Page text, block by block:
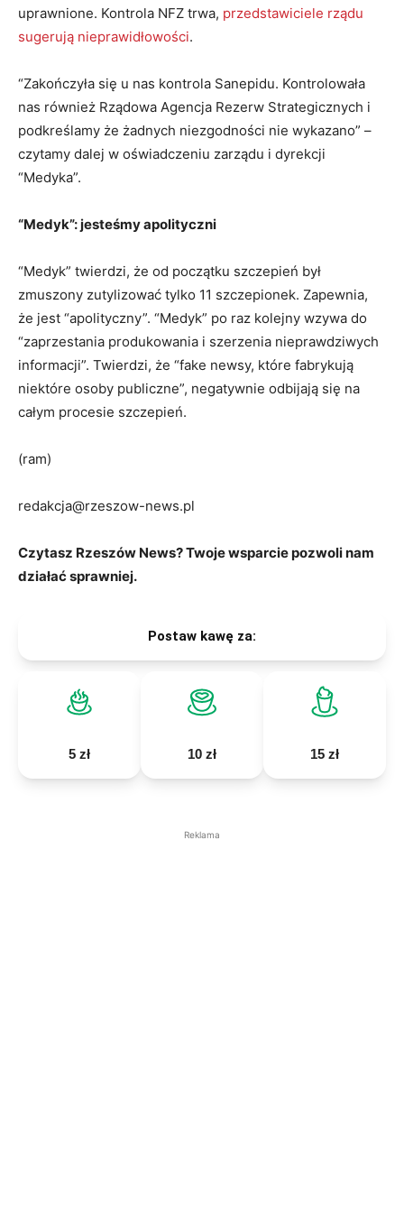
uprawnione. Kontrola NFZ trwa, przedstawiciele rządu
sugerują nieprawidłowości.
“Zakończyła się u nas kontrola Sanepidu. Kontrolowała
nas również Rządowa Agencja Rezerw Strategicznych i
podkreślamy że żadnych niezgodności nie wykazano” –
czytamy dalej w oświadczeniu zarządu i dyrekcji
“Medyka”.
“Medyk”: jesteśmy apolityczni
“Medyk” twierdzi, że od początku szczepień był
zmuszony zutylizować tylko 11 szczepionek. Zapewnia,
że jest “apolityczny”. “Medyk” po raz kolejny wzywa do
“zaprzestania produkowania i szerzenia nieprawdziwych
informacji”. Twierdzi, że “fake newsy, które fabrykują
niektóre osoby publiczne”, negatywnie odbijają się na
całym procesie szczepień.
(ram)
redakcja@rzeszow-news.pl
Czytasz Rzeszów News? Twoje wsparcie pozwoli nam
działać sprawniej.
Postaw kawę za:
5 zł 10 zł 15 zł
Reklama